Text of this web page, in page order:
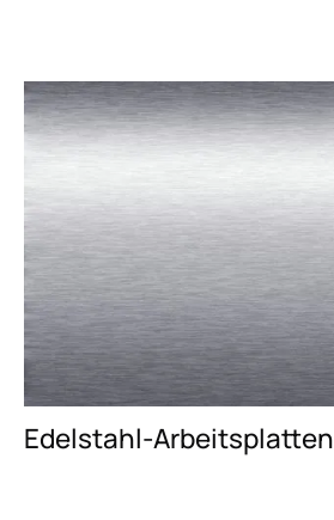
Edelstahl-Arbeitsplatten